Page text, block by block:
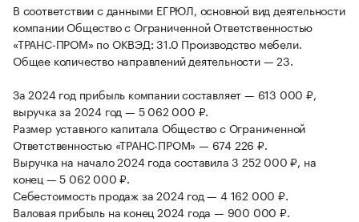
В соответствии с данными ЕГРЮЛ, основной вид деятельности
компании Общество с Ограниченной Ответственностью
«ТРАНС-ПРОМ» по ОКВЭД: 31.0 Производство мебели.
Общее количество направлений деятельности — 23.
За 2024 год прибыль компании составляет — 613 000 ₽,
выручка за 2024 год — 5 062 000 ₽.
Размер уставного капитала Общество с Ограниченной
Ответственностью «ТРАНС-ПРОМ» — 674 226 ₽.
Выручка на начало 2024 года составила 3 252 000 ₽, на
конец — 5 062 000 ₽.
Себестоимость продаж за 2024 год — 4 162 000 ₽.
Валовая прибыль на конец 2024 года — 900 000 ₽.